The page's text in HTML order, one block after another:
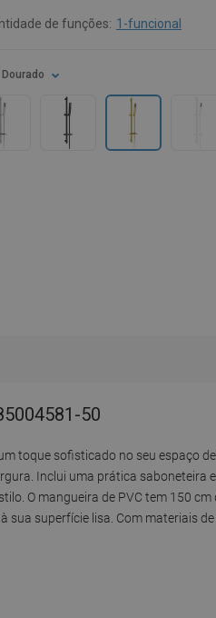
de funções: 1-funcional
Dourado
50
toque sofisticado no seu espaço
Inclui uma prática saboneteira
O mangueira de PVC tem 150
superfície lisa. Com materiais